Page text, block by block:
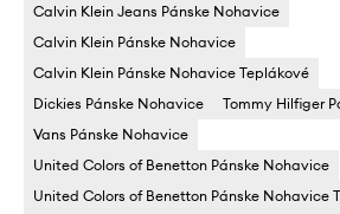
Calvin Klein Jeans Pánske Nohavice
Calvin Klein Pánske Nohavice
Calvin Klein Pánske Nohavice Teplákové
Dickies Pánske Nohavice
Tommy Hilfiger
Vans Pánske Nohavice
United Colors of Benetton Pánske Nohavice
United Colors of Benetton Pánske Nohavice